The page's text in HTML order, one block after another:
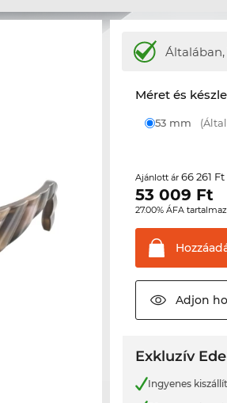
Általában,
Méret és
53 mm
Ajánlott ár66 261 Ft
53 009 Ft
27.00% ÁFA
Adjon
Exkluzív
Ingyenes